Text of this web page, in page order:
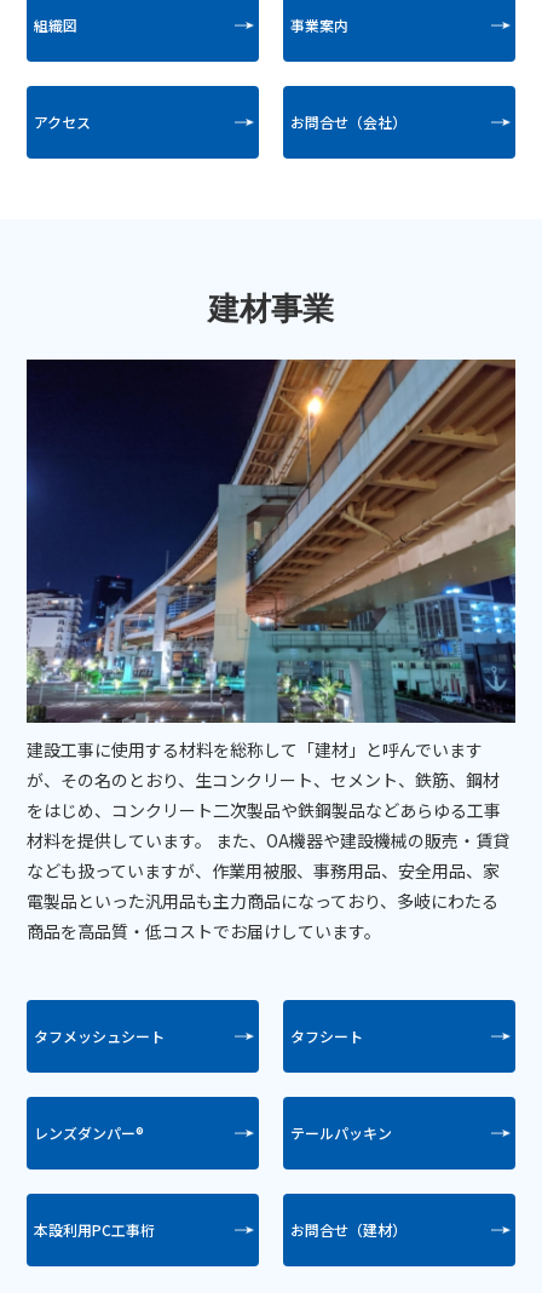
組織図 事業案内
アクセス お問合せ（会社）
建材事業
建設工事に使用する材料を総称して「建材」と呼んでいます
が、その名のとおり、生コンクリート、セメント、鉄筋、鋼材
をはじめ、コンクリート二次製品や鉄鋼製品などあらゆる工事
材料を提供しています。 また、OA機器や建設機械の販売・賃貸
なども扱っていますが、作業用被服、事務用品、安全用品、家
電製品といった汎用品も主力商品になっており、多岐にわたる
商品を高品質・低コストでお届けしています。
タフメッシュシート タフシート
レンズダンパー® テールパッキン
本設利用PC工事桁 お問合せ（建材）